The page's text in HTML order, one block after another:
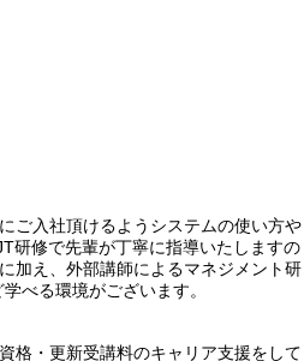
ご入社頂けるようシステムの使い方や
研修で先輩が丁寧に指導いたしますの
加え、外部講師によるマネジメント研
べる環境がございます。
格・更新受講料のキャリア支援をして